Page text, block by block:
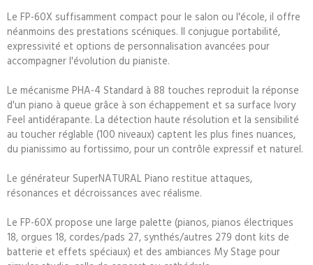
Le FP-60X suffisamment compact pour le salon ou l'école, il offre
néanmoins des prestations scéniques. Il conjugue portabilité,
expressivité et options de personnalisation avancées pour
accompagner l'évolution du pianiste.
Le mécanisme PHA-4 Standard à 88 touches reproduit la réponse
d'un piano à queue grâce à son échappement et sa surface Ivory
Feel antidérapante. La détection haute résolution et la sensibilité
au toucher réglable (100 niveaux) captent les plus fines nuances,
du pianissimo au fortissimo, pour un contrôle expressif et naturel.
Le générateur SuperNATURAL Piano restitue attaques,
résonances et décroissances avec réalisme.
Le FP-60X propose une large palette (pianos, pianos électriques
18, orgues 18, cordes/pads 27, synthés/autres 279 dont kits de
batterie et effets spéciaux) et des ambiances My Stage pour